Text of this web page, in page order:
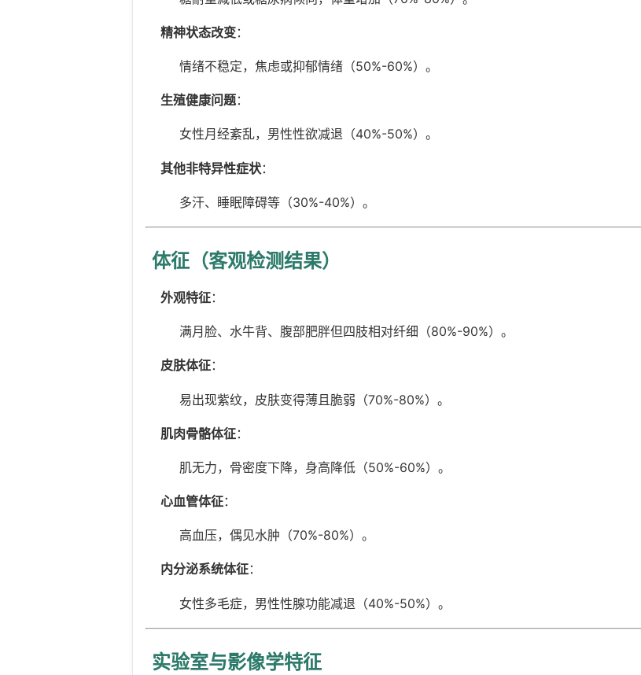
精神状态改变：
情绪不稳定，焦虑或抑郁情绪（50%-60%）。
生殖健康问题：
女性月经紊乱，男性性欲减退（40%-50%）。
其他非特异性症状：
多汗、睡眠障碍等（30%-40%）。
体征（客观检测结果）
外观特征：
满月脸、水牛背、腹部肥胖但四肢相对纤细（80%-90%）。
皮肤体征：
易出现紫纹，皮肤变得薄且脆弱（70%-80%）。
肌肉骨骼体征：
肌无力，骨密度下降，身高降低（50%-60%）。
心血管体征：
高血压，偶见水肿（70%-80%）。
内分泌系统体征：
女性多毛症，男性性腺功能减退（40%-50%）。
实验室与影像学特征